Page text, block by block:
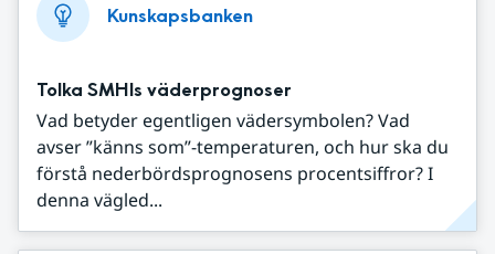
Kunskapsbanken
Tolka SMHIs väderprognoser
Vad betyder egentligen vädersymbolen? Vad
avser ”känns som”-temperaturen, och hur ska du
förstå nederbördsprognosens procentsiffror? I
denna vägled...